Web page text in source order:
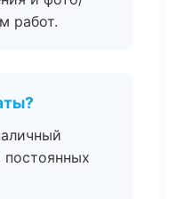
работ.
постоянных